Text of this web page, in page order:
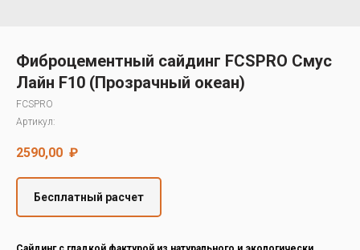
Cedral
Фиброцементный сайдинг FCSPRO Смус
Лайн F10 (Прозрачный океан)
FCSPRO
Артикул:
2590,00 ₽
Бесплатный расчет